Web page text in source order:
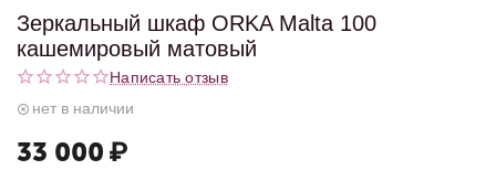
Зеркальный шкаф ORKA Malta 100
кашемировый матовый
Написать отзыв
нет в наличии
33 000 ₽